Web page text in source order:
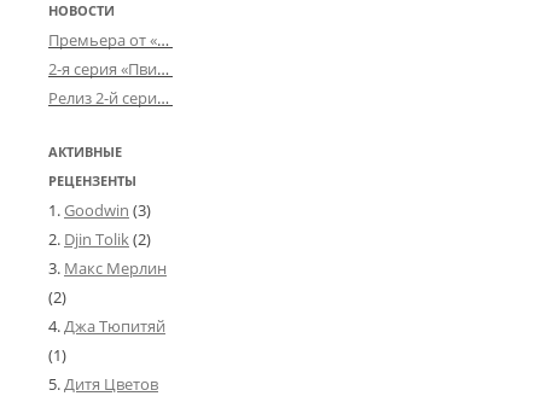
НОВОСТИ
Премьера от «Усталого королевства»: «Игорь начал»
2-я серия «Пвин Тикса» от 2-D
Релиз 2-й серии «БДСМ-людей» от «Аркада Фильм»
АКТИВНЫЕ
РЕЦЕНЗЕНТЫ
Goodwin (3)
Djin Tolik(2)
Макс Мерлин
(2)
Джа Тюпитяй
(1)
Дитя Цветов